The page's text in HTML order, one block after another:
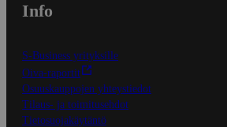
Info
S-Business yrityksille
Oiva-raportit
Osuuskauppojen yhteystiedot
Tilaus- ja toimitusehdot
Tietosuojakäytäntö